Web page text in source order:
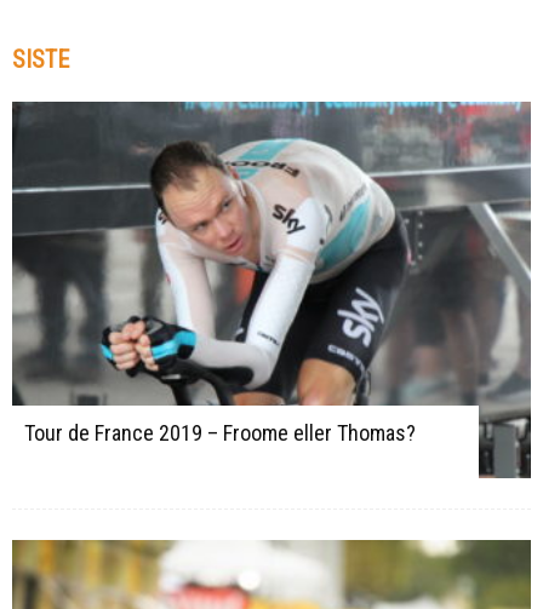
SISTE
Tour de France 2019 – Froome eller Thomas?